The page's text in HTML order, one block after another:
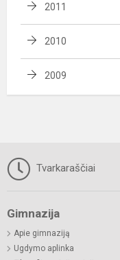
2011
2010
2009
Tvarkaraščiai
Gimnazija
Apie gimnaziją
Ugdymo aplinka